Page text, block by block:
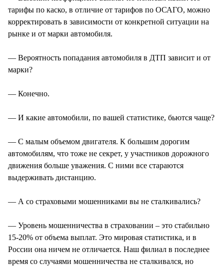
тарифы по каско, в отличие от тарифов по ОСАГО, можно
корректировать в зависимости от конкретной ситуации на
рынке и от марки автомобиля.
— Вероятность попадания автомобиля в ДТП зависит и от
марки?
— Конечно.
— И какие автомобили, по вашей статистике, бьются чаще?
— С малым объемом двигателя. К большим дорогим
автомобилям, что тоже не секрет, у участников дорожного
движения больше уважения. С ними все стараются
выдерживать дистанцию.
— А со страховыми мошенниками вы не сталкивались?
— Уровень мошенничества в страховании – это стабильно
15-20% от объема выплат. Это мировая статистика, и в
России она ничем не отличается. Наш филиал в последнее
время со случаями мошенничества не сталкивался, но